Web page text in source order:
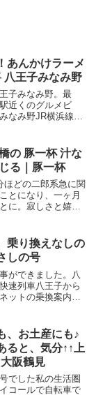
あんかけラーメ
八王子みなみ野
子みなみ野。最
近くのグルメビ
なみ野JR横浜線の
もあり、駅前は整
。アク...
の 豚一杯 汁な
る｜豚一杯
ほどの二郎系急に関
とになり、一ヶ月
に。寂しさと嬉し
れの食べ納めに選
店...
乗り換えなしの
しの号
ができました。八
速列車八王子から
ットの乗換案内で
浦和⇒（埼京線）
央線）⇒新...
、お土産にも♪
ると、気分↑↑上
阪鶴見
でした私の生活圏
コールで自転車で